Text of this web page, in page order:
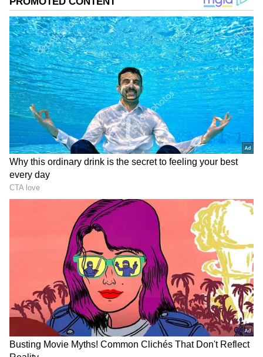
మహేష్ కు కూడా తన కామెడీ టచ్ తో సక్సెస్ అందించాడు
అనిల్. బాలయ్య బాబుతో సినిమా చేసి.. స్టార్ దర్శకుడిగా
టాలీవుడ్ లో నిలిచిపోయాడు.
గూగుల్‌లో ఆసక్తికరమైన సమాచారం కోసం ఏసియానెట్ తెలుగు
ను మీ ఫ్రిఫర్డ్ సోర్స్ గా ఎంచుకోండి
2